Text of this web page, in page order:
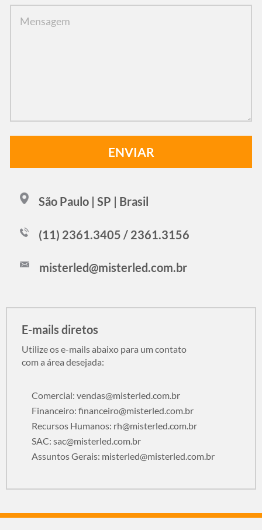
São Paulo | SP | Brasil
(11) 2361.3405 / 2361.3156
misterled@misterled.com.br
E-mails diretos
Utilize os e-mails abaixo para um contato
com a área desejada:
Comercial: vendas@misterled.com.br
Financeiro: financeiro@misterled.com.br
Recursos Humanos: rh@misterled.com.br
SAC: sac@misterled.com.br
Assuntos Gerais: misterled@misterled.com.br